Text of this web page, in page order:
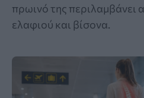
πρωινό της περιλαμβάνει
ελαφιού και βίσονα.